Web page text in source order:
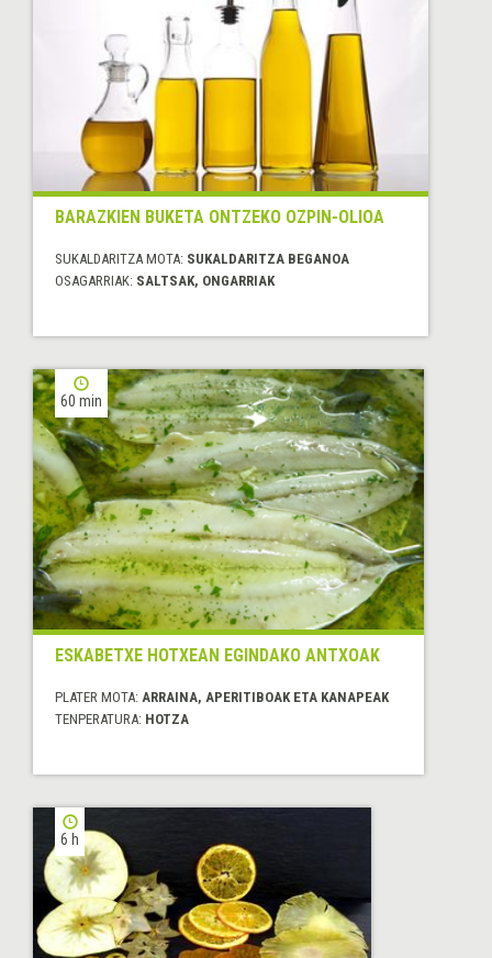
BARAZKIEN BUKETA ONTZEKO OZPIN-OLIOA
SUKALDARITZA MOTA: SUKALDARITZA BEGANOA
OSAGARRIAK: SALTSAK, ONGARRIAK
60 min
ESKABETXE HOTXEAN EGINDAKO ANTXOAK
PLATER MOTA: ARRAINA, APERITIBOAK ETA KANAPEAK
TENPERATURA: HOTZA
6 h